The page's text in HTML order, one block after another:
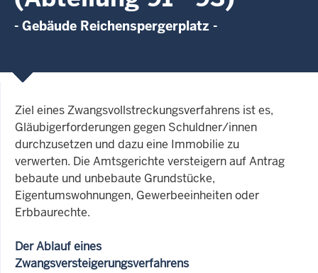
- Gebäude Reichenspergerplatz -
Ziel eines Zwangsvollstreckungsverfahrens ist es,
Gläubigerforderungen gegen Schuldner/innen
durchzusetzen und dazu eine Immobilie zu
verwerten. Die Amtsgerichte versteigern auf Antrag
bebaute und unbebaute Grundstücke,
Eigentumswohnungen, Gewerbeeinheiten oder
Erbbaurechte.
Der Ablauf eines
Zwangsversteigerungsverfahrens